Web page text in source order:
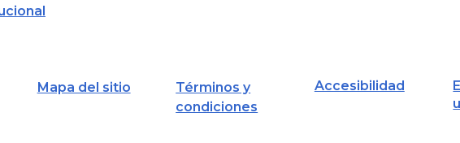
Mapa del sitio
Términos y
condiciones
Accesibilidad